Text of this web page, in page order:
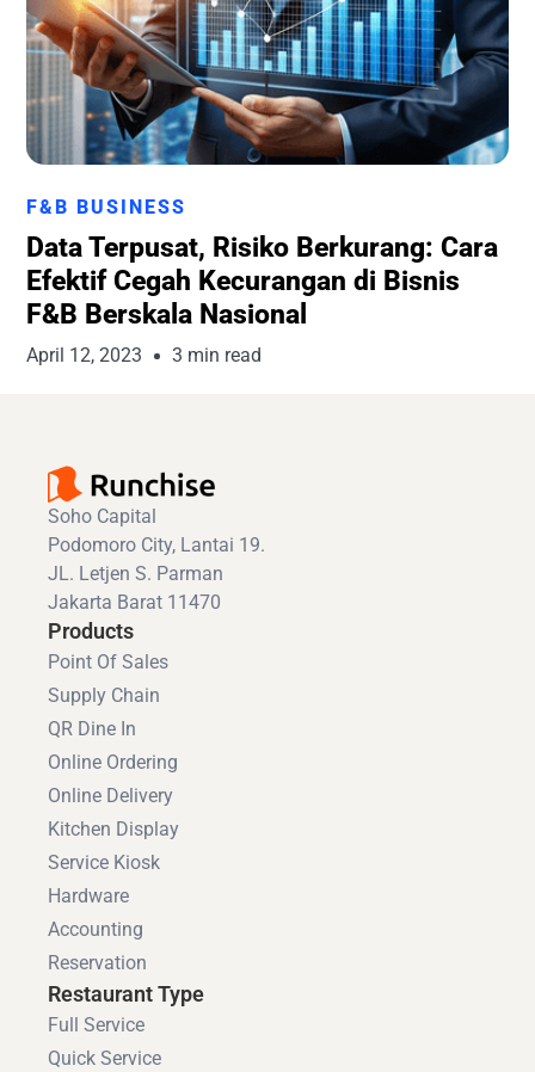
Runchise Team
F&B BUSINESS
Data Terpusat, Risiko Berkurang: Cara
Efektif Cegah Kecurangan di Bisnis
F&B Berskala Nasional
April 12, 2023 3 min read
Soho Capital
Podomoro City, Lantai 19.
JL. Letjen S. Parman
Jakarta Barat 11470
Products
Point Of Sales
Supply Chain
QR Dine In
Online Ordering
Online Delivery
Kitchen Display
Service Kiosk
Hardware
Accounting
Reservation
Restaurant Type
Full Service
Quick Service